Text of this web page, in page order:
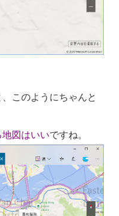
このようにちゃんと
図はいいですね。